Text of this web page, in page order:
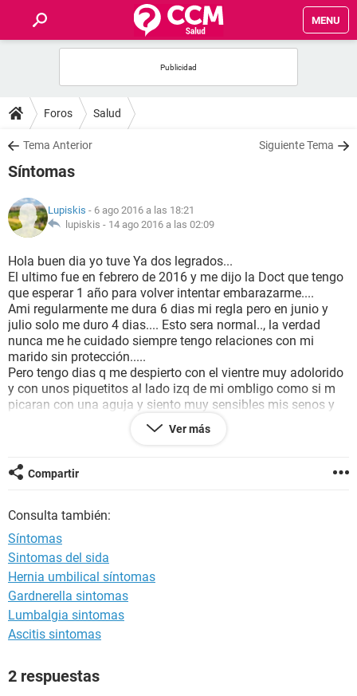
MENU
FOROS
SALUD
NUTRICIÓN
BIENESTAR
SEXUALIDAD
GLOSARIO
Foros Salud
Tema Anterior Siguiente Tema
Síntomas
Lupiskis - 6 ago 2016 a las 18:21
lupiskis - 14 ago 2016 a las 02:09
Hola buen dia yo tuve Ya dos legrados...
El ultimo fue en febrero de 2016 y me dijo la Doct que tengo
que esperar 1 año para volver intentar embarazarme....
Ami regularmente me dura 6 dias mi regla pero en junio y
julio solo me duro 4 dias.... Esto sera normal.., la verdad
nunca me he cuidado siempre tengo relaciones con mi
marido sin protección.....
Pero tengo dias q me despierto con el vientre muy adolorido
y con unos piquetitos al lado izq de mi ombligo como si m
picaran con una aguja y siento muy sensibles mis senos y
mucha comezón en los pezones a alguin le pasa o le ha
pasado igual o similar a lo q yo siento?
miedo a q salga positivo y vuelva a perder a mi bebé...
La verdad un hijo es lo q más anhelamos mi esposo y
Ver más
Compartir
Consulta también:
Síntomas
Sintomas del sida
Hernia umbilical síntomas
Gardnerella sintomas
Lumbalgia sintomas
Ascitis sintomas
2 respuestas